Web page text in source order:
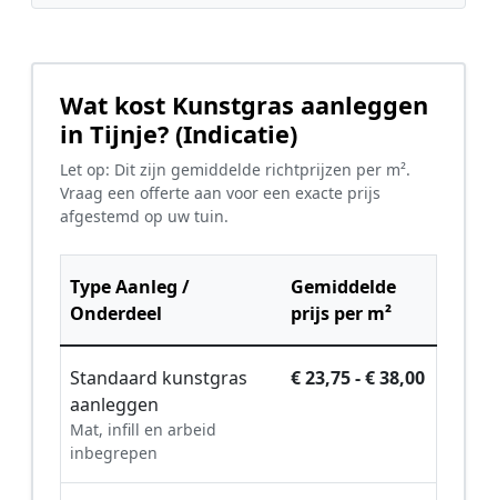
Wat kost Kunstgras aanleggen
in Tijnje? (Indicatie)
Let op: Dit zijn gemiddelde richtprijzen per m².
Vraag een offerte aan voor een exacte prijs
afgestemd op uw tuin.
Type Aanleg /
Onderdeel
Gemiddelde
prijs per m²
Standaard kunstgras
aanleggen
Mat, infill en arbeid
inbegrepen
€ 23,75 - € 38,00